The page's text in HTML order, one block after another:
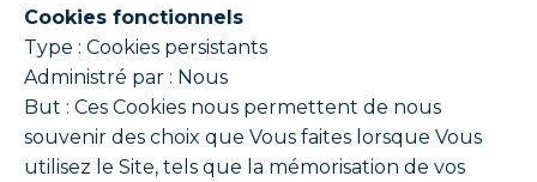
Cookies fonctionnels
Type : Cookies persistants
Administré par : Nous
But : Ces Cookies nous permettent de nous
souvenir des choix que Vous faites lorsque Vous
utilisez le Site, tels que la mémorisation de vos